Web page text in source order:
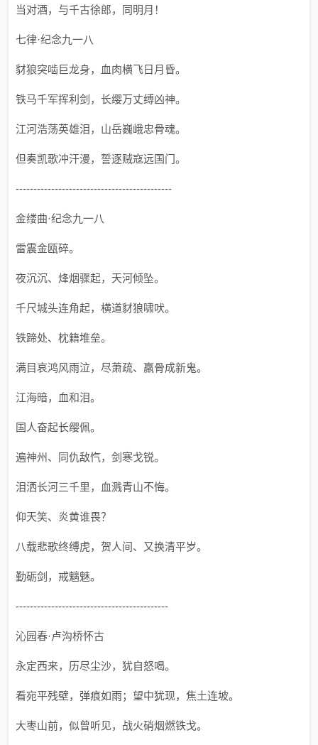
当对酒，与千古徐郎，同明月！
七律·纪念九一八
豺狼突啮巨龙身，血肉横飞日月昏。
铁马千军挥利剑，长缨万丈缚凶神。
江河浩荡英雄泪，山岳巍峨忠骨魂。
但奏凯歌冲汗漫，誓逐贼寇远国门。
--------------------------------------------
金缕曲·纪念九一八
雷震金瓯碎。
夜沉沉、烽烟骤起，天河倾坠。
千尺城头连角起，横道豺狼啸吠。
铁蹄处、枕籍堆垒。
满目哀鸿风雨泣，尽萧疏、羸骨成新鬼。
江海暗，血和泪。
国人奋起长缨佩。
遍神州、同仇敌忾，剑寒戈锐。
泪洒长河三千里，血溅青山不悔。
仰天笑、炎黄谁畏？
八载悲歌终缚虎，贺人间、又换清平岁。
勤砺剑，戒魑魅。
-------------------------------------------
沁园春·卢沟桥怀古
永定西来，历尽尘沙，犹自怒喝。
看宛平残壁，弹痕如雨；望中犹现，焦土连坡。
大枣山前，似曾听见，战火硝烟燃铁戈。